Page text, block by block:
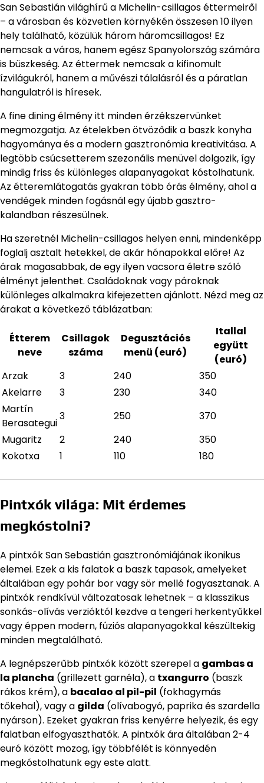
San Sebastián világhírű a Michelin-csillagos éttermeiről
– a városban és közvetlen környékén összesen 10 ilyen
hely található, közülük három háromcsillagos! Ez
nemcsak a város, hanem egész Spanyolország számára
is büszkeség. Az éttermek nemcsak a kifinomult
ízvilágukról, hanem a művészi tálalásról és a páratlan
hangulatról is híresek.
A fine dining élmény itt minden érzékszervünket
megmozgatja. Az ételekben ötvöződik a baszk konyha
hagyománya és a modern gasztronómia kreativitása. A
legtöbb csúcsetterem szezonális menüvel dolgozik, így
mindig friss és különleges alapanyagokat kóstolhatunk.
Az étteremlátogatás gyakran több órás élmény, ahol a
vendégek minden fogásnál egy újabb gasztro-
kalandban részesülnek.
Ha szeretnél Michelin-csillagos helyen enni, mindenképp
foglalj asztalt hetekkel, de akár hónapokkal előre! Az
árak magasabbak, de egy ilyen vacsora életre szóló
élményt jelenthet. Családoknak vagy pároknak
különleges alkalmakra kifejezetten ajánlott. Nézd meg az
árakat a következő táblázatban:
Étterem
neve
Csillagok
száma
Degusztációs
menü (euró)
Itallal
együtt
(euró)
Arzak
3 240
350
Akelarre
3 230
340
Martín
Berasategui
3 250
370
Mugaritz
2 240
350
Kokotxa
1 110 180
Pintxók világa: Mit érdemes
megkóstolni?
A pintxók San Sebastián gasztronómiájának ikonikus
elemei. Ezek a kis falatok a baszk tapasok, amelyeket
általában egy pohár bor vagy sör mellé fogyasztanak. A
pintxók rendkívül változatosak lehetnek – a klasszikus
sonkás-olívás verzióktól kezdve a tengeri herkentyűkkel
vagy éppen modern, fúziós alapanyagokkal készültekig
minden megtalálható.
A legnépszerűbb pintxók között szerepel a gambas a
la plancha (grillezett garnéla), a txangurro (baszk
rákos krém), a bacalao al pil-pil (fokhagymás
tőkehal), vagy a gilda (olívabogyó, paprika és szardella
nyárson). Ezeket gyakran friss kenyérre helyezik, és egy
falatban elfogyaszthatók. A pintxók ára általában 2-4
euró között mozog, így többfélét is könnyedén
megkóstolhatunk egy este alatt.